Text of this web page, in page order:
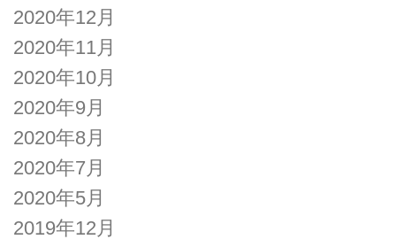
2020年12月
2020年11月
2020年10月
2020年9月
2020年8月
2020年7月
2020年5月
2019年12月